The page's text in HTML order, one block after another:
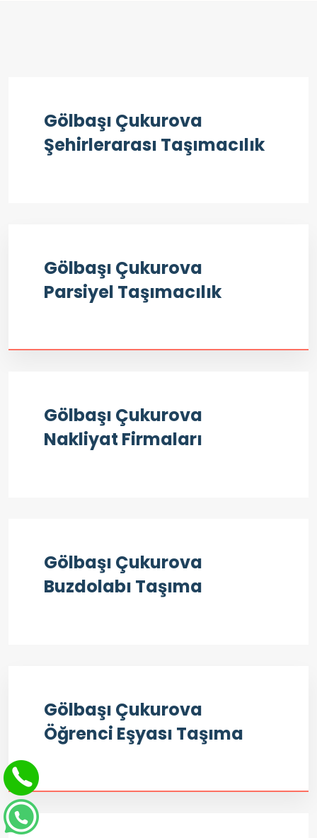
Gölbaşı Çukurova
Şehirlerarası Taşımacılık
Gölbaşı Çukurova
Parsiyel Taşımacılık
Gölbaşı Çukurova
Nakliyat Firmaları
Gölbaşı Çukurova
Buzdolabı Taşıma
Gölbaşı Çukurova
Öğrenci Eşyası Taşıma